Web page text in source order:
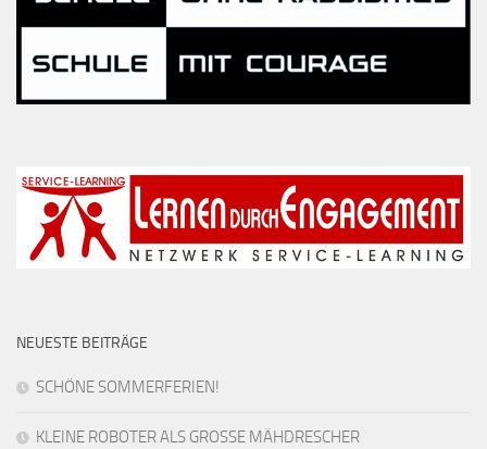
NEUESTE BEITRÄGE
SCHÖNE SOMMERFERIEN!
KLEINE ROBOTER ALS GROSSE MÄHDRESCHER